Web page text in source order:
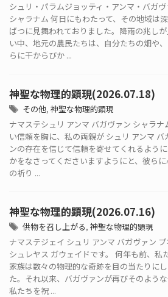
シュリ・パラムジョッティ・アンマ・バガヴ
シャラナム 何日にもわたって、その地域は
ばつに見舞われておりました。降雨の兆し
い中、地元の農民たちは、自分たちの畑や
らに干からびか ...
神聖な物理的顕現(2026.07.18)
その他, 神聖な物理的顕現
ナマステシュリ アンマ バガヴァン シャラナ
い信頼を胸に、私の両親が シュリ アンマ バ
ンの存在を信じて信頼を寄せてくれるよう
かをなさってくださいますようにと、彼らに
の祈り ...
神聖な物理的顕現(2026.07.16)
供物を召し上がる, 神聖な物理的顕現
ナマステジェイ シュリ アンマ バガヴァン
シュレヤス ガウェイドです。 何年も前、私
家族は数々の物理的な奇跡を目の当たりに
た。それ以来、バガヴァンが再びそのよう
私たちを祝 ...